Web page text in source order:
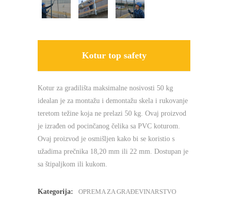
Kotur top safety
Kotur za gradilišta maksimalne nosivosti 50 kg
idealan je za montažu i demontažu skela i rukovanje
teretom težine koja ne prelazi 50 kg. Ovaj proizvod
je izrađen od pocinčanog čelika sa PVC koturom.
Ovaj proizvod je osmišljen kako bi se koristio s
užadima prečnika 18,20 mm ili 22 mm. Dostupan je
sa štipaljkom ili kukom.
Kategorija: OPREMA ZA GRAĐEVINARSTVO